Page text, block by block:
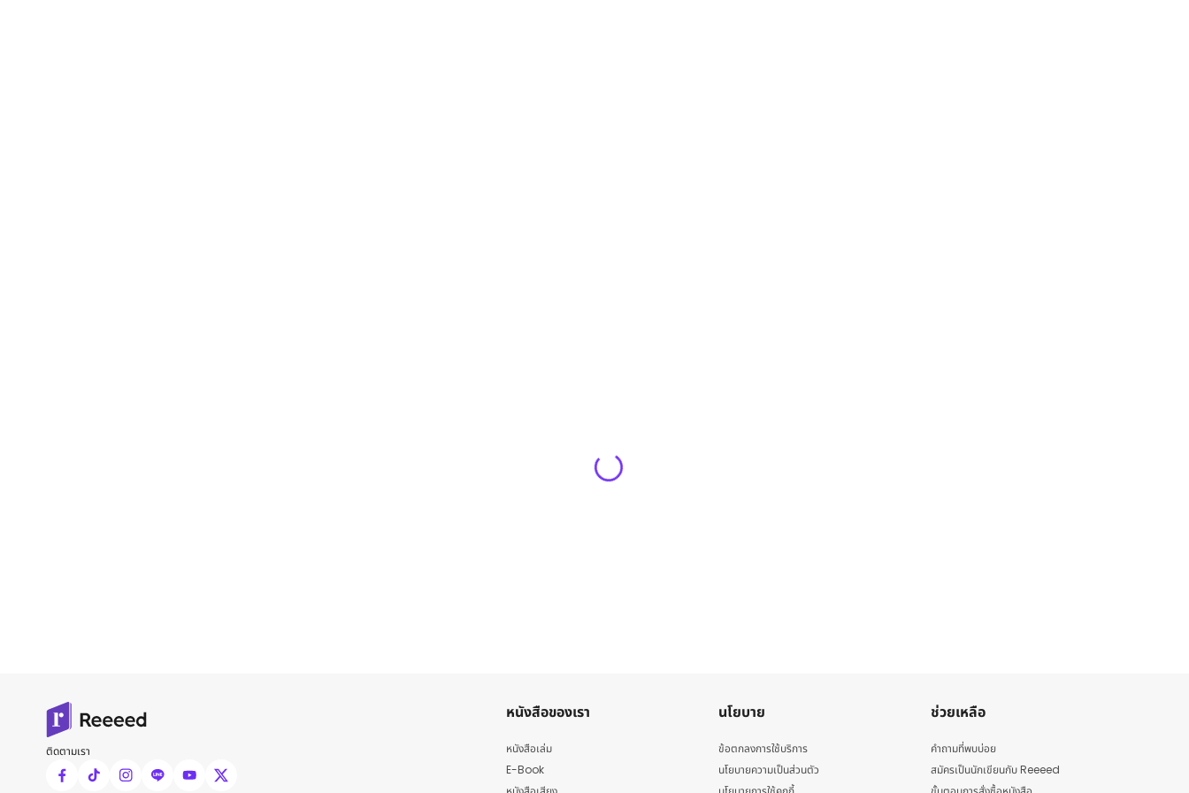
ติดตามเรา
หนังสือของเรา
หนังสือเล่ม
E-Book
นโยบาย
ข้อตกลงการใช้บริการ
นโยบายความเป็นส่วนตัว
ช่วยเหลือ
คำถามที่พบบ่อย
สมัครเป็นนักเขียนกับ Reeeed